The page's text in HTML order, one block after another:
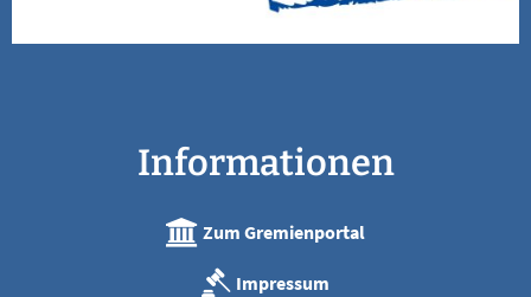
Informationen
Zum Gremienportal
Impressum